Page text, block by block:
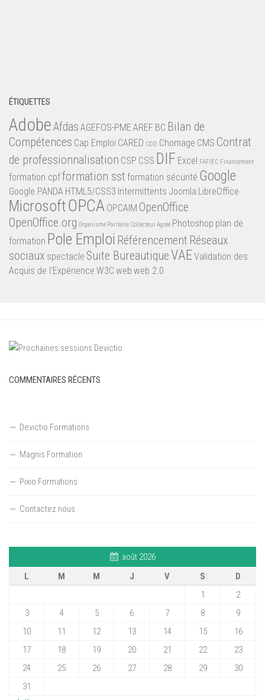
ÉTIQUETTES
AdobeAfdas AGEFOS-PME AREF BC Bilan de
Compétences Cap Emploi CARED CDD Chomage CMS Contrat
de professionnalisation CSP CSS DIF Excel FAFIEC Financement
formation cpfformation sst formation sécurité Google
Google PANDA HTML5/CSS3 Intermittents Joomla LibreOffice
MicrosoftOPCA OPCAIM OpenOffice
OpenOffice.org Organisme Paritaire Collecteur Agréé Photoshop plan de
formation Pole Emploi Référencement Réseaux
sociaux spectacle Suite BureautiqueVAEValidation des
Acquis de l’Expérience W3C web web 2.0
COMMENTAIRES RÉCENTS
Devictio Formations
Magnis Formation
Pixio Formations
Contactez nous
août 2026
L
M M J V S
D
1
2
3
4 5 6 7 8
9
10
11 12 13 14 15
16
17
18 19 20 21 22
23
24
25 26 27 28 29
30
31